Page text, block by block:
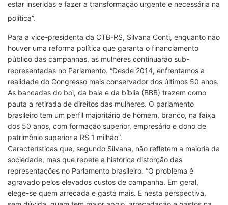
estar inseridas e fazer a transformação urgente e necessária na
política”.
Para a vice-presidenta da CTB-RS, Silvana Conti, enquanto não
houver uma reforma política que garanta o financiamento
público das campanhas, as mulheres continuarão sub-
representadas no Parlamento. “Desde 2014, enfrentamos a
realidade do Congresso mais conservador dos últimos 50 anos.
As bancadas do boi, da bala e da bíblia (BBB) trazem como
pauta a retirada de direitos das mulheres. O parlamento
brasileiro tem um perfil majoritário de homem, branco, na faixa
dos 50 anos, com formação superior, empresário e dono de
patrimônio superior a R$ 1 milhão”.
Características que, segundo Silvana, não refletem a maioria da
sociedade, mas que repete a histórica distorção das
representações no Parlamento brasileiro. “O problema é
agravado pelos elevados custos de campanha. Em geral,
elege-se quem arrecada e gasta mais. E nesta perspectiva,